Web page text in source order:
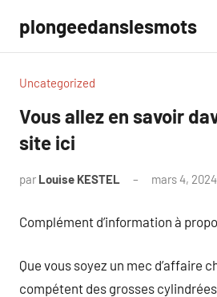
contenu
plongeedanslesmots
Uncategorized
Vous allez en savoir
site ici
par Louise KESTEL mars 4, 2024
Complément d’information à
Que vous soyez un mec d’affaire
compétent des grosses